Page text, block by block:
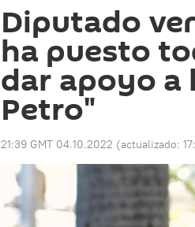
Diputado
ha puesto
dar apoyo a
Petro"
21:39 GMT 04.10.2022 (actualizado: